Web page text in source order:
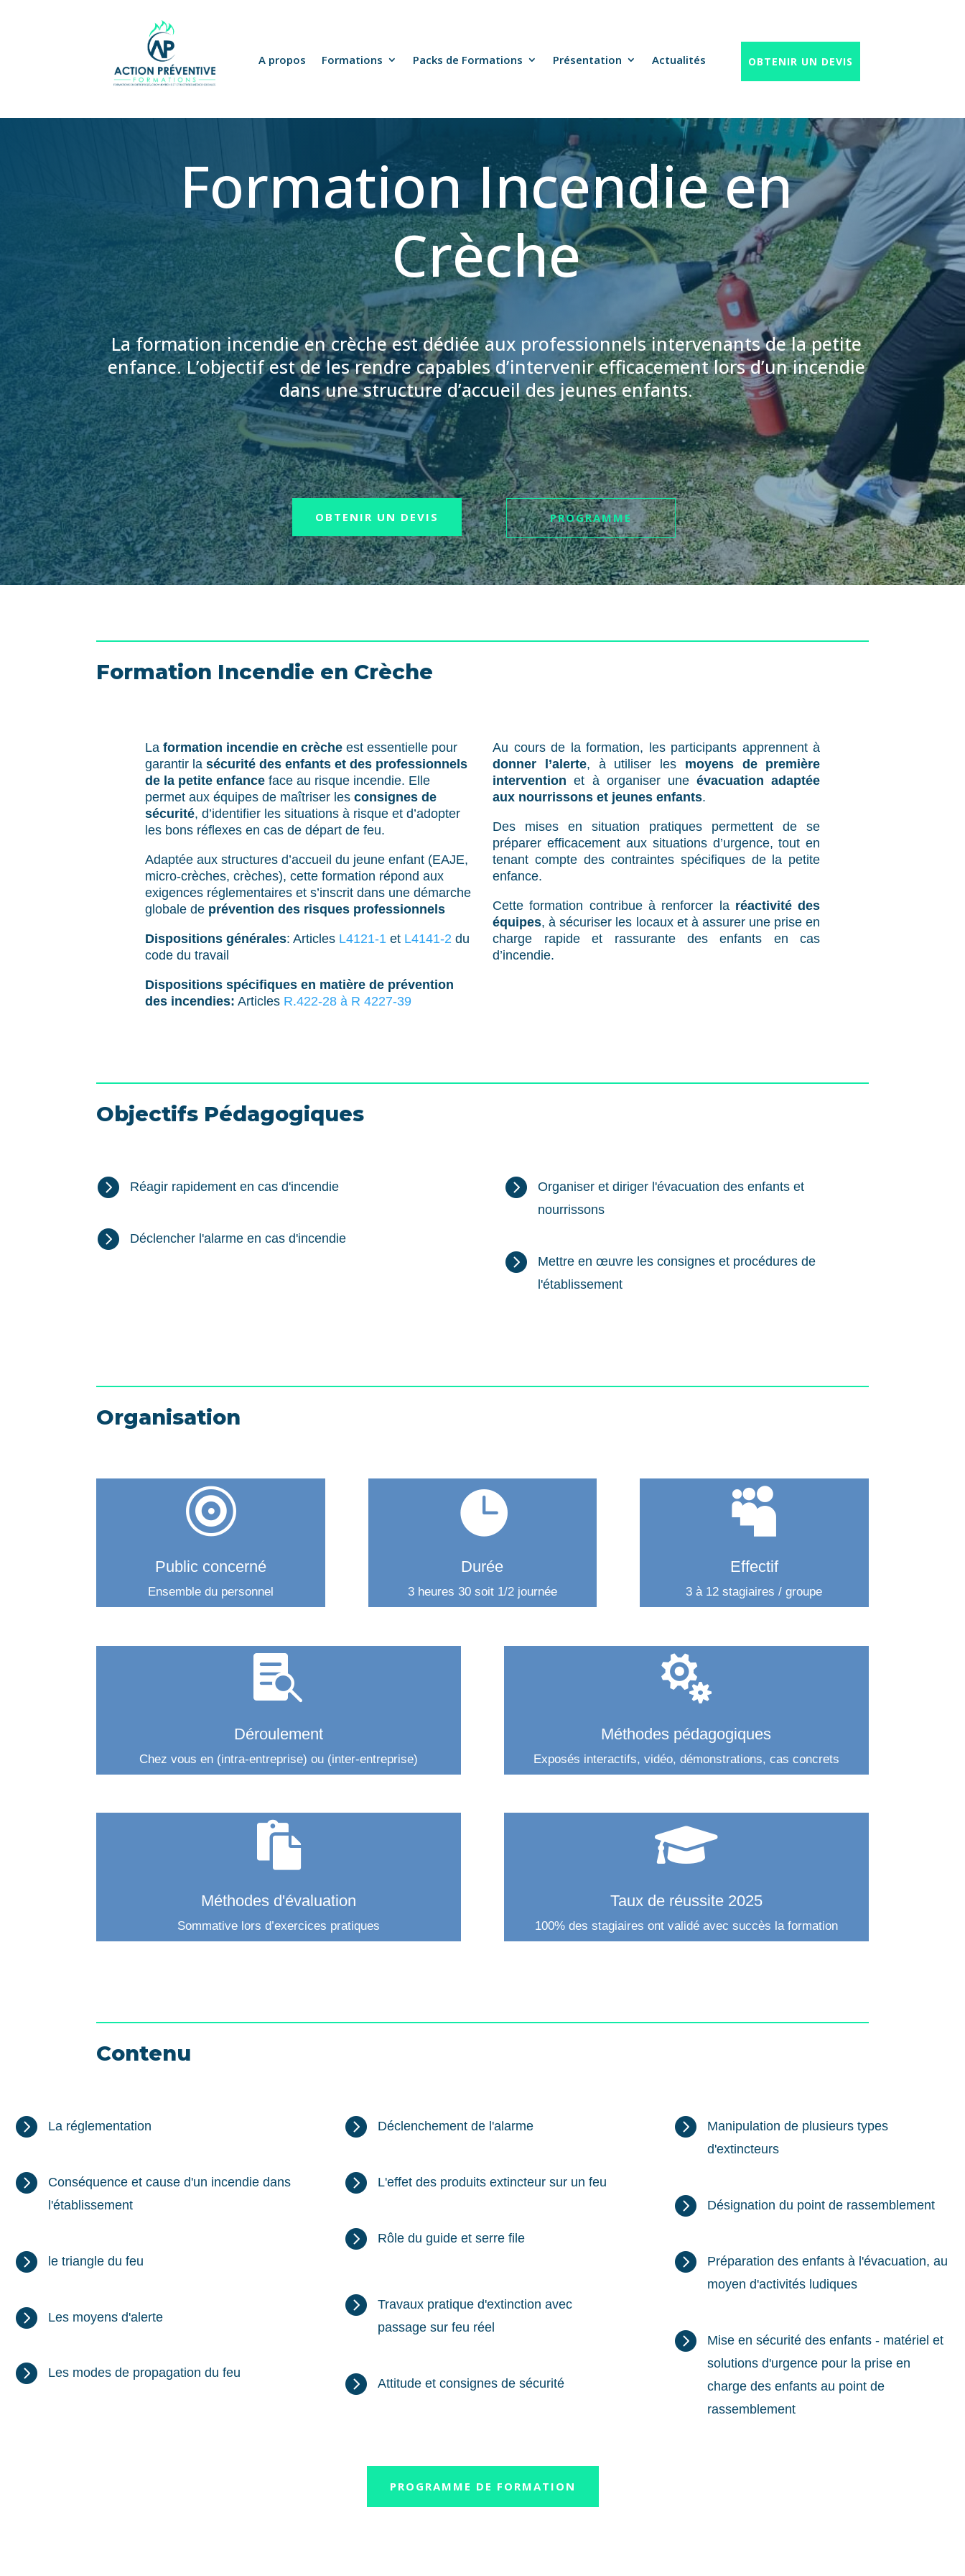
A propos Formations Packs de Formations Présentation Actualités OBTENIR UN DEVIS
Formation Incendie en
Crèche
La formation incendie en crèche est dédiée aux professionnels intervenants de la petite
enfance. L’objectif est de les rendre capables d’intervenir efficacement lors d’un incendie
dans une structure d’accueil des jeunes enfants.
OBTENIR UN DEVIS PROGRAMME
Formation Incendie en Crèche
La formation incendie en crècheest essentielle pour
garantir la sécurité des enfants et des professionnels
de la petite enfanceface au risque incendie. Elle
permet aux équipes de maîtriser les consignes de
sécurité, d’identifier les situations à risque et d’adopter
les bons réflexes en cas de départ de feu.
Adaptée aux structures d’accueil du jeune enfant (EAJE,
micro-crèches, crèches), cette formation répond aux
exigences réglementaires et s’inscrit dans une démarche
globale de prévention des risques professionnels
Dispositions générales: Articles L4121-1 etL4141-2 du
code du travail
Dispositions spécifiques en matière de prévention
des incendies: Articles R.422-28 à R 4227-39
Au cours de la formation, les participants apprennent à
donner l’alerte, à utiliser les moyens de première
interventionet à organiser uneévacuation adaptée
aux nourrissons et jeunes enfants.
Des mises en situation pratiques permettent de se
préparer efficacement aux situations d’urgence, tout en
tenant compte des contraintes spécifiques de la petite
enfance.
Cette formation contribue à renforcer la réactivité des
équipes, à sécuriser les locaux et à assurer une prise en
charge rapide et rassurante des enfants en cas
d’incendie.
Objectifs Pédagogiques
 Réagir rapidement en cas d'incendie
 Déclencher l'alarme en cas d'incendie

Organiser et diriger l'évacuation des enfants et
nourrissons

Mettre en œuvre les consignes et procédures de
l'établissement
Organisation

Public concerné
Ensemble du personnel

Durée
3 heures 30 soit 1/2 journée

Effectif
3 à 12 stagiaires / groupe

Déroulement
Chez vous en (intra-entreprise) ou (inter-entreprise)

Méthodes pédagogiques
Exposés interactifs, vidéo, démonstrations, cas concrets

Méthodes d'évaluation
Sommative lors d’exercices pratiques

Taux de réussite 2025
100% des stagiaires ont validé avec succès la formation
Contenu
 La réglementation

Conséquence et cause d'un incendie dans
l'établissement
 le triangle du feu
 Les moyens d'alerte
 Les modes de propagation du feu
 Déclenchement de l'alarme
 L'effet des produits extincteur sur un feu
 Rôle du guide et serre file

Travaux pratique d'extinction avec
passage sur feu réel
 Attitude et consignes de sécurité

Manipulation de plusieurs types
d'extincteurs
 Désignation du point de rassemblement

Préparation des enfants à l'évacuation, au
moyen d'activités ludiques

Mise en sécurité des enfants - matériel et
solutions d'urgence pour la prise en
charge des enfants au point de
rassemblement
PROGRAMME DE FORMATION